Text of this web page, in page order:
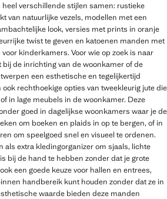
verschillende stijlen samen: rustieke
van natuurlijke vezels, modellen met een
look, versies met prints in oranje
twist te geven en katoenen manden met
kinderkamers. Voor wie op zoek is naar
de inrichting van de woonkamer of de
een esthetische en tegelijkertijd
rechthoekige opties van tweekleurig jute die
in lage meubels in de woonkamer. Deze
goed in dagelijkse woonkamers waar je de
om boeken en plaids in op te bergen, of in
om speelgoed snel en visueel te ordenen.
als extra kledingorganizer om sjaals, lichte
bij de hand te hebben zonder dat je grote
een goede keuze voor hallen en entrees,
handbereik kunt houden zonder dat ze in
waarde bieden deze manden